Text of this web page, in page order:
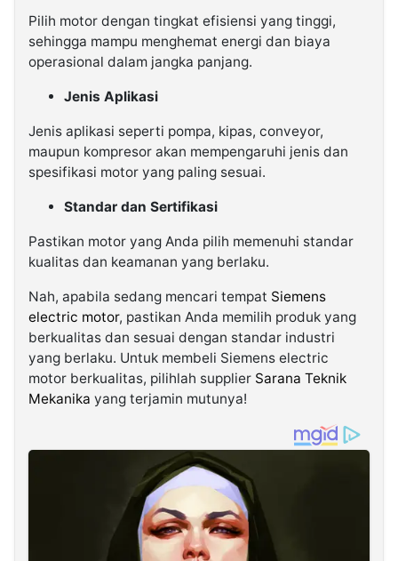
Pilih motor dengan tingkat efisiensi yang tinggi,
sehingga mampu menghemat energi dan biaya
operasional dalam jangka panjang.
Jenis Aplikasi
Jenis aplikasi seperti pompa, kipas, conveyor,
maupun kompresor akan mempengaruhi jenis dan
spesifikasi motor yang paling sesuai.
Standar dan Sertifikasi
Pastikan motor yang Anda pilih memenuhi standar
kualitas dan keamanan yang berlaku.
Nah, apabila sedang mencari tempat Siemens
electric motor, pastikan Anda memilih produk yang
berkualitas dan sesuai dengan standar industri
yang berlaku. Untuk membeli Siemens electric
motor berkualitas, pilihlah supplier Sarana Teknik
Mekanika yang terjamin mutunya!